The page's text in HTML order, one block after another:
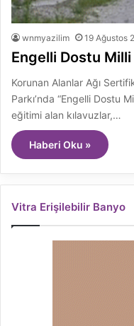
wnmyazilim 19 Ağustos
Engelli Dostu Milli
Korunan Alanlar Ağı
Parkı’nda “Engelli Dostu
eğitimi alan kılavuzlar,…
Haberi Oku »
Vitra Erişilebilir Banyo